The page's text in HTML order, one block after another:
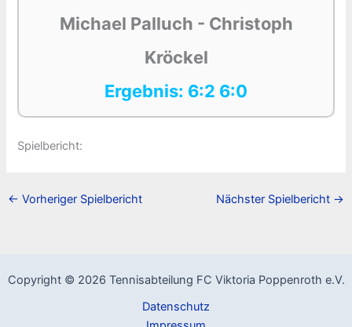
Michael Palluch - Christoph
Kröckel
Ergebnis: 6:2 6:0
Spielbericht:
← Vorheriger Spielbericht Nächster Spielbericht →
Copyright © 2026 Tennisabteilung FC Viktoria Poppenroth e.V.
Datenschutz